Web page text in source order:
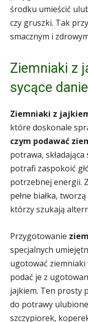
środku umieścić
czy gruszki. Tak
smacznym i
Ziemniaki z
sycące danie
Ziemniaki z
które doskonale
czym podawać
potrawa,
potrafi zaspokoić
potrzebnej energii.
pełne białka,
którzy szukają
Przygotowanie
specjalnych
ugotować
podać je z
jajkiem. Ten prosty
do potrawy
szczypiorek,